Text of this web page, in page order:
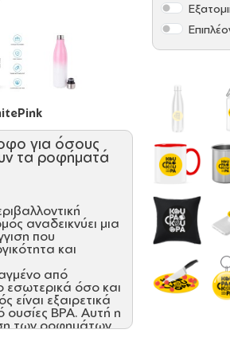
για όσους
τα ροφήματά
αναδεικνύει μια
που
και
από
εσωτερικά όσο και
είναι εξαιρετικά
ουσίες BPA. Αυτή η
των ροφημάτων